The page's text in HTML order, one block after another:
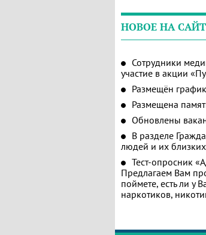
НОВОЕ НА
Сотрудники
участие в акции
Размещён
Размещена
Обновлены
В разделе
людей и их близких
Тест-опросник
Предлагаем Вам
поймете, есть ли у
наркотиков,